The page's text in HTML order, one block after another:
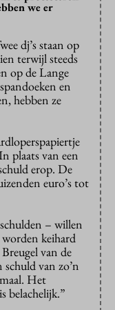
we er
dj’s staan op
terwijl steeds
op de Lange
en
hebben ze
plaats van een
erop. De
euro’s tot
– willen
keihard
van de
van zo’n
Het
belachelijk.”